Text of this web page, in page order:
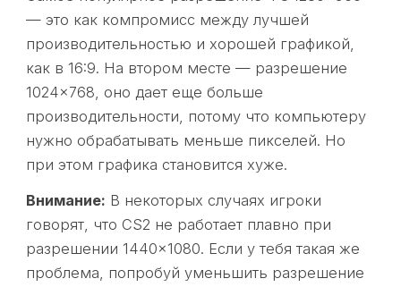
— это как компромисс между лучшей
производительностью и хорошей графикой,
как в 16:9. На втором месте — разрешение
1024×768, оно дает еще больше
производительности, потому что компьютеру
нужно обрабатывать меньше пикселей. Но
при этом графика становится хуже.
Внимание: В некоторых случаях игроки
говорят, что CS2 не работает плавно при
разрешении 1440×1080. Если у тебя такая же
проблема, попробуй уменьшить разрешение